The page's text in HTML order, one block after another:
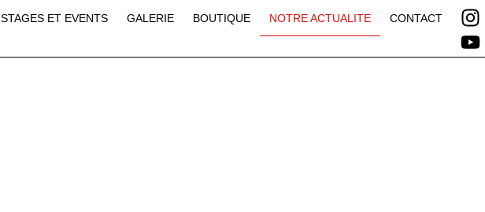
STAGES ET EVENTS GALERIE BOUTIQUE NOTRE ACTUALITE CONTACT